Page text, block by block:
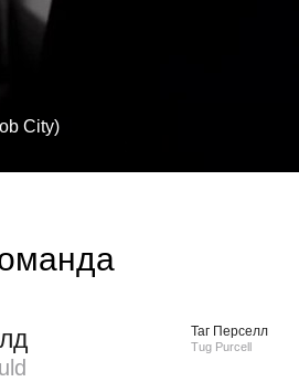
City)
Таг Перселл
Tug Purcell